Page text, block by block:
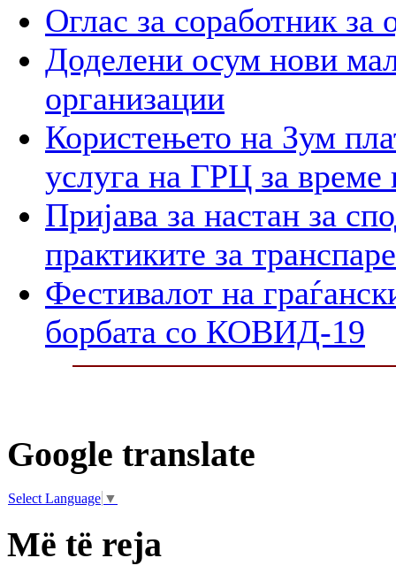
Оглас за соработник за
Доделени осум нови
организации
Користењето на Зум
услуга на ГРЦ за време
Пријава за настан за
практиките за
Фестивалот на
борбата со КОВИД-19
Google translate
Select Language ▼
Më të reja